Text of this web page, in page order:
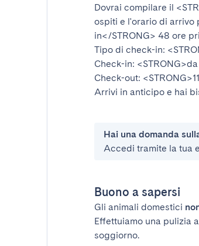
Dovrai compilare il
ospiti e l'orario di arrivo
in</STRONG> 48 ore
Tipo di check-in:
Check-in:
Check-out:
Arrivi in anticipo e hai
Hai una domanda
Accedi tramite la tua
Buono a sapersi
Gli animali domestici
Effettuiamo una pulizia
soggiorno.